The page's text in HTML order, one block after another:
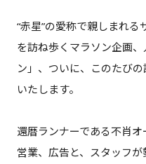
“赤星”の愛称で親しまれ
を訪ね歩くマラソン企画
ン」、ついに、このたび
いたします。
還暦ランナーである不肖オ
営業、広告と、スタッフ